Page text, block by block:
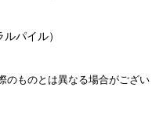
パイル）
のものとは異なる場合がござい